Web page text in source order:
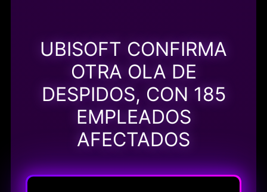
UBISOFT CONFIRMA
OTRA OLA DE
DESPIDOS, CON 185
EMPLEADOS
AFECTADOS